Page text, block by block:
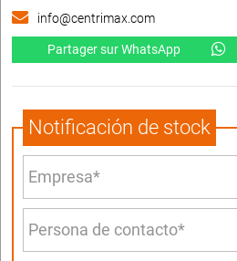
info@centrimax.com
Partager sur WhatsApp
Notificación de stock